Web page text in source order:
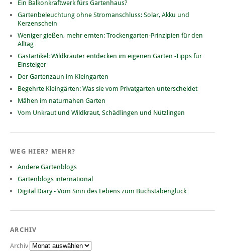
Ein Balkonkraftwerk fürs Gartenhaus?
Gartenbeleuchtung ohne Stromanschluss: Solar, Akku und
Kerzenschein
Weniger gießen, mehr ernten: Trockengarten-Prinzipien für den
Alltag
Gastartikel: Wildkräuter entdecken im eigenen Garten -Tipps für
Einsteiger
Der Gartenzaun im Kleingarten
Begehrte Kleingärten: Was sie vom Privatgarten unterscheidet
Mähen im naturnahen Garten
Vom Unkraut und Wildkraut, Schädlingen und Nützlingen
WEG HIER? MEHR?
Andere Gartenblogs
Gartenblogs international
Digital Diary - Vom Sinn des Lebens zum Buchstabenglück
ARCHIV
Archiv